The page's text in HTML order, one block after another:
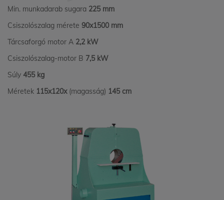
Min. munkadarab sugara 225 mm
Csiszolószalag mérete 90x1500 mm
Tárcsaforgó motor A 2,2 kW
Csiszolószalag-motor B 7,5 kW
Súly 455 kg
Méretek 115x120x(magasság) 145 cm